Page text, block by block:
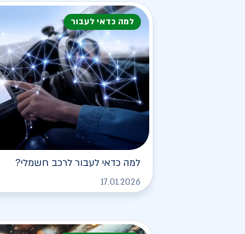
למה כדאי לעבור
למה כדאי לעבור לרכב חשמלי?
17.01.2026